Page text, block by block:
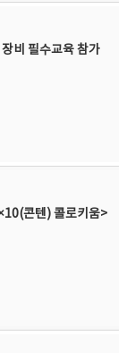
비 필수교육 참가
콘텐) 콜로키움>